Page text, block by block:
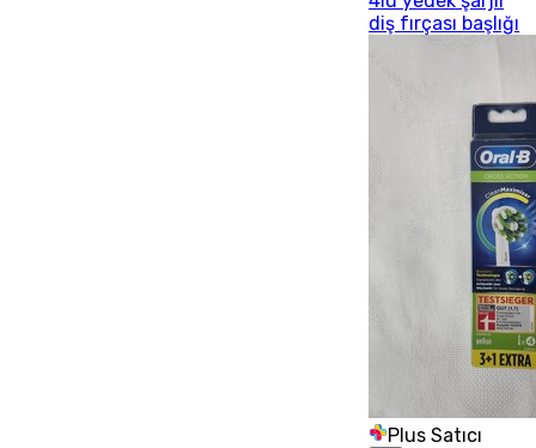
diş fırçası başlığı
Plus Satıcı